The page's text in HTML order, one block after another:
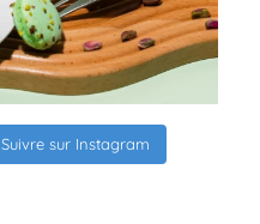
Suivre sur Instagram